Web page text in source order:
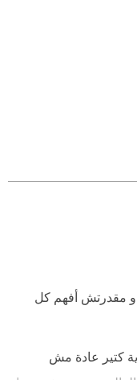
و مقدرتش أفهم كل
كتير عادة مش